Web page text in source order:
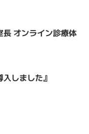
長 オンライン診療体
しました』